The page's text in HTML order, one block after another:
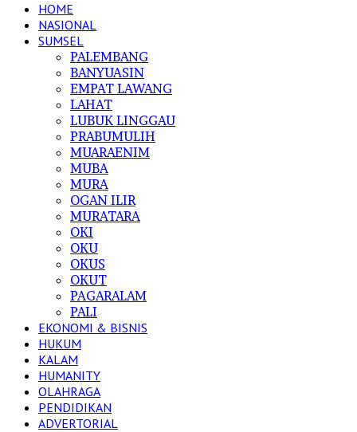
HOME
NASIONAL
SUMSEL
PALEMBANG
BANYUASIN
EMPAT LAWANG
LAHAT
LUBUK LINGGAU
PRABUMULIH
MUARAENIM
MUBA
MURA
OGAN ILIR
MURATARA
OKI
OKU
OKUS
OKUT
PAGARALAM
PALI
EKONOMI & BISNIS
HUKUM
KALAM
HUMANITY
OLAHRAGA
PENDIDIKAN
ADVERTORIAL